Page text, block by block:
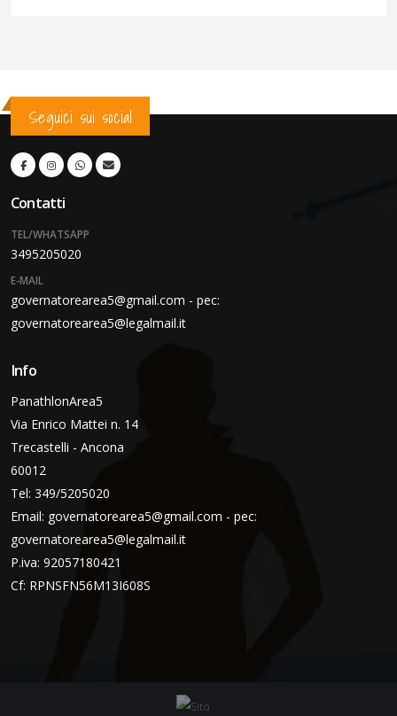
Seguici sui social
Contatti
TEL/WHATSAPP
3495205020
E-MAIL
governatorearea5@gmail.com - pec:
governatorearea5@legalmail.it
Info
PanathlonArea5
Via Enrico Mattei n. 14
Trecastelli - Ancona
60012
Tel: 349/5205020
Email: governatorearea5@gmail.com - pec:
governatorearea5@legalmail.it
P.iva: 92057180421
Cf: RPNSFN56M13I608S